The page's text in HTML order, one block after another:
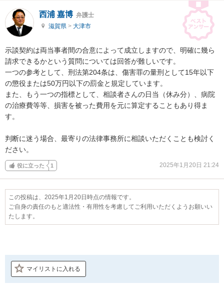
西浦 嘉博 弁護士
滋賀県 > 大津市
示談契約は両当事者間の合意によって成立しますので、明確に幾ら
請求できるかという質問については回答が難しいです。
一つの参考として、刑法第204条は、傷害罪の量刑として15年以下
の懲役または50万円以下の罰金と規定しています。
また、もう一つの指標として、相談者さんの日当（休み分）、病院
の治療費等等、損害を被った費用を元に算定することもあり得ま
す。
判断に迷う場合、最寄りの法律事務所に相談いただくことも検討く
ださい。
役に立った 1 2025年1月20日 21:24
この投稿は、2025年1月20日時点の情報です。
ご自身の責任のもと適法性・有用性を考慮してご利用いただくようお願いい
たします。
マイリストに入れる